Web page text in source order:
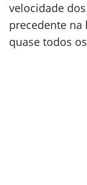
velocidade
precedente
quase todos